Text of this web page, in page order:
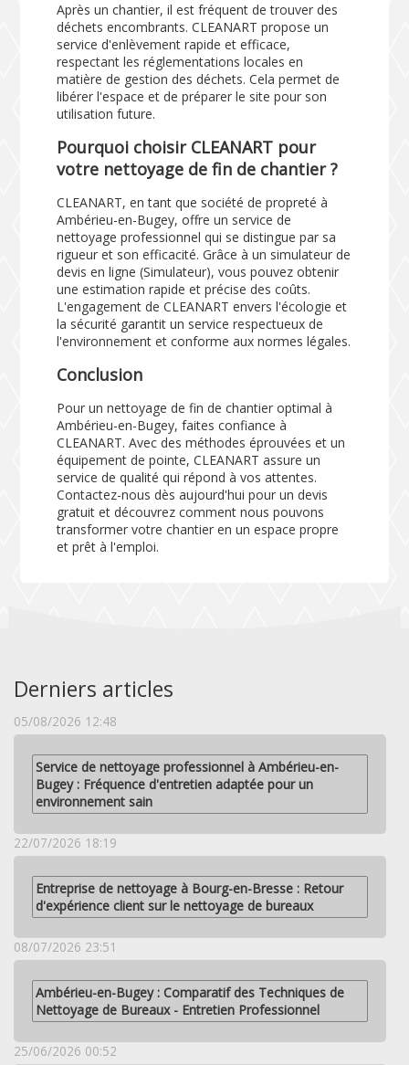
Après un chantier, il est fréquent de trouver des
déchets encombrants. CLEANART propose un
service d'enlèvement rapide et efficace,
respectant les réglementations locales en
matière de gestion des déchets. Cela permet de
libérer l'espace et de préparer le site pour son
utilisation future.
Pourquoi choisir CLEANART pour
votre nettoyage de fin de chantier ?
CLEANART, en tant que société de propreté à
Ambérieu-en-Bugey, offre un service de
nettoyage professionnel qui se distingue par sa
rigueur et son efficacité. Grâce à un simulateur de
devis en ligne (Simulateur), vous pouvez obtenir
une estimation rapide et précise des coûts.
L'engagement de CLEANART envers l'écologie et
la sécurité garantit un service respectueux de
l'environnement et conforme aux normes légales.
Conclusion
Pour un nettoyage de fin de chantier optimal à
Ambérieu-en-Bugey, faites confiance à
CLEANART. Avec des méthodes éprouvées et un
équipement de pointe, CLEANART assure un
service de qualité qui répond à vos attentes.
Contactez-nous dès aujourd'hui pour un devis
gratuit et découvrez comment nous pouvons
transformer votre chantier en un espace propre
et prêt à l'emploi.
Derniers articles
05/08/2026 12:48
Service de nettoyage professionnel à Ambérieu-en-
Bugey : Fréquence d'entretien adaptée pour un
environnement sain
22/07/2026 18:19
Entreprise de nettoyage à Bourg-en-Bresse : Retour
d'expérience client sur le nettoyage de bureaux
08/07/2026 23:51
Ambérieu-en-Bugey : Comparatif des Techniques de
Nettoyage de Bureaux - Entretien Professionnel
25/06/2026 00:52